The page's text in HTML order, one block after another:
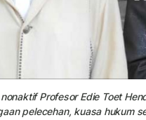
Profesor Edie Toet
pelecehan, kuasa hukum